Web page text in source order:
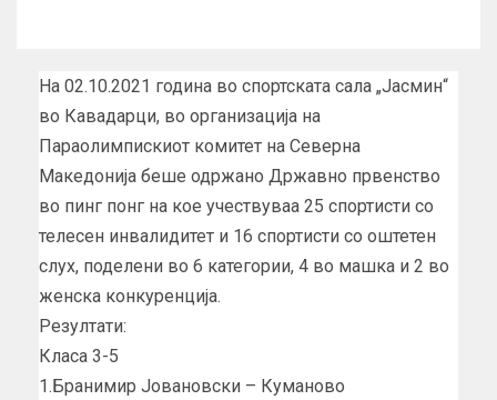
На 02.10.2021 година во спортската сала „Јасмин“
во Кавадарци, во организација на
Параолимпискиот комитет на Северна
Македонија беше одржано Државно првенство
во пинг понг на кое учествуваа 25 спортисти со
телесен инвалидитет и 16 спортисти со оштетен
слух, поделени во 6 категории, 4 во машка и 2 во
женска конкуренција.
Резултати:
Класа 3-5
1.Бранимир Јовановски – Куманово